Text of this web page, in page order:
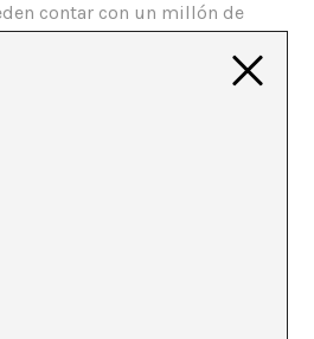
contar con un millón de
Puede que los
y que incluso nos den cierta
que el dinero no da la
el valor del dinero es
perfectamente
de
que se expone
convocatoria Terrassa
que también se incluyen
Martín Andrés, el dúo